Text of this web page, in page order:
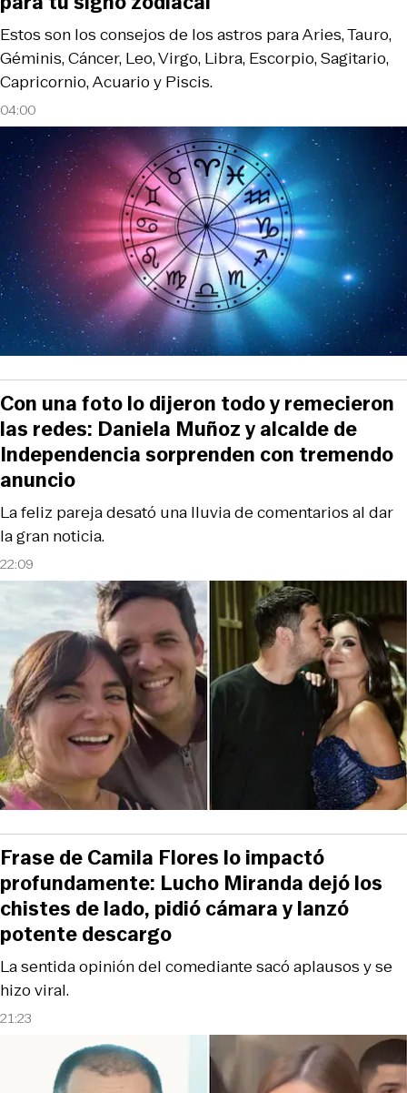
04:00
Estos son los consejos de los astros para Aries, Tauro,
Géminis, Cáncer, Leo, Virgo, Libra, Escorpio, Sagitario,
Capricornio, Acuario y Piscis.
22:09
La feliz pareja desató una lluvia de comentarios al dar
la gran noticia.
Con una foto lo dijeron todo y remecieron
las redes: Daniela Muñoz y alcalde de
Independencia sorprenden con tremendo
anuncio
21:23
La sentida opinión del comediante sacó aplausos y se
hizo viral.
Frase de Camila Flores lo impactó
profundamente: Lucho Miranda dejó los
chistes de lado, pidió cámara y lanzó
potente descargo